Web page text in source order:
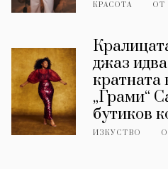
КРАСОТА
джаз
кратната
„Грами“
бутиков
ИЗКУСТВО